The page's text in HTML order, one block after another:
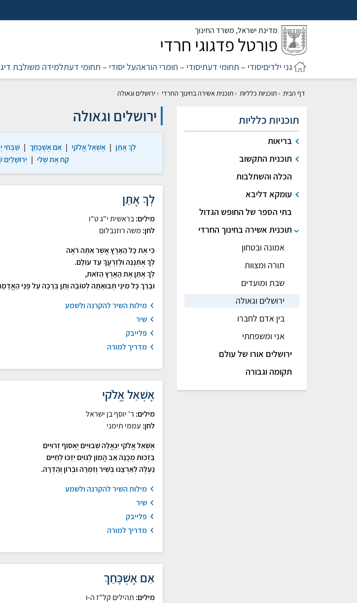
אל:
מדינת ישראל, משרד החינוך
פורטל פדגוגי חרדי
גני ילדיםיסודי – תחומי דעתיסודי – חומרי הוראהעל יסודי – תחומי דעתלמידה משולבת
דף הבית ›תוכניות כלליות ›תוכנית אשירה בחינוך החרדי ›ירושלים וגאולה
ירושלים וגאולה
לְךָ אֶתֵּן | אֶשְׁאַל אֱלֹקי | אִם אֶשְׁכָּחֵךְ | שַׁבְּחִי
קַח אֶת שֶׁלִּי |
לְךָ אֶתֵּן
מילים:בראשית י"ג ט"ו
לחן: משה רוזנבלום
כִּי אֶת כָּל הָאָרֶץ אֲשֶׁר אַתָּה רֹאֶה
לְךָ אֶתְּנֶנָּה וּלְזַרְעֲךָ עַד עוֹלָם.
לְךָ אֶתֵּן אֶת הָאָרֶץ הַזֹּאת,
וּבָרַךְ כָּל מִינֵי תְּבוּאָתָהּ לְטוֹבָה וְתֵן בְּרָכָה עַל פְּנֵי
מילות השיר להקרנה ולשמע
שיר
פלייבק
מדריך למורה
אֶשְׁאַל אֱלֹקי
מילים: ר' יוסף בן ישראל
לחן: עממי תימני
אֶשְׁאַל אֱלֹקי יִגְאֲלָה שְׁבוּיִים יֶאְסוֹף זְרוּיִים
בִּזְכוּת מְכֻנָּה אַב הֲמוֹן לְגוֹיִם יִזְכּוּ לְחַיִּים
נַעְלֶה לְאַרְצֵנוּ בְּשִׁיר וְזִמְרָה וּבְרוֹן וְהַדְרָה.
מילות השיר להקרנה ולשמע
שיר
פלייבק
מדריך למורה
אִם אֶשְׁכָּחֵךְ
מילים: תהילים קל"ז ה-ו
תוכניות כלליות
בריאות
תוכנית התקשוב
הכלה והשתלבות
עומקא דליבא
בתי הספר של החופש הגדול
תוכנית אשירה בחינוך החרדי
אמונה ובטחון
תורה ומצוות
שבת ומועדים
ירושלים וגאולה
בין אדם לחברו
אני ומשפחתי
ירושלים אורו של עולם
תקומה וגבורה